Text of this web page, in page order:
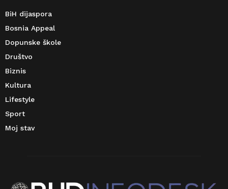
BiH dijaspora
Bosnia Appeal
Dopunske škole
Društvo
Biznis
Kultura
Lifestyle
Sport
Moj stav